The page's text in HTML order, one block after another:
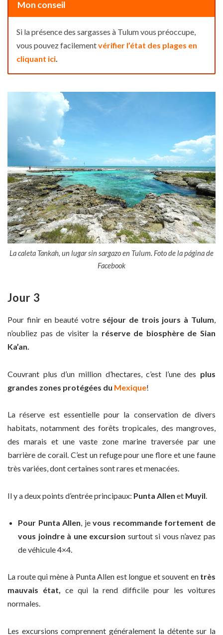
Mon conseil
Si la présence des sargasses à Tulum vous préoccupe,
vous pouvez facilementvérifier l’état des plages en
cliquant ici.
La caleta Tankah, un lugar sin sargazo en Tulum. Foto de la página de
Facebook
Jour 3
Pour finir en beauté votre séjour de trois jours à Tulum,
n’oubliez pas de visiter la réserve de biosphère de Sian
Ka’an.
Couvrant plus d’un million d’hectares, c’est l’une des plus
grandes zones protégées du Mexique!
La réserve est essentielle pour la conservation de divers
habitats, notamment des forêts tropicales, des mangroves,
des marais et une vaste zone marine traversée par une
barrière de corail. C’est un refuge pour une flore et une faune
très variées, dont certaines sont rares et menacées.
Il y a deux points d’entrée principaux: Punta Allen et Muyil
Pour Punta Allen, jevous recommande fortement de
vous joindre à une excursion surtout si vous n’avez pas
de véhicule 4×4.
La route qui mène à Punta Allen est longue et souvent en très
mauvais état, ce qui la rend difficile pour les voitures
normales.
Les excursions comprennent généralement la détente sur la